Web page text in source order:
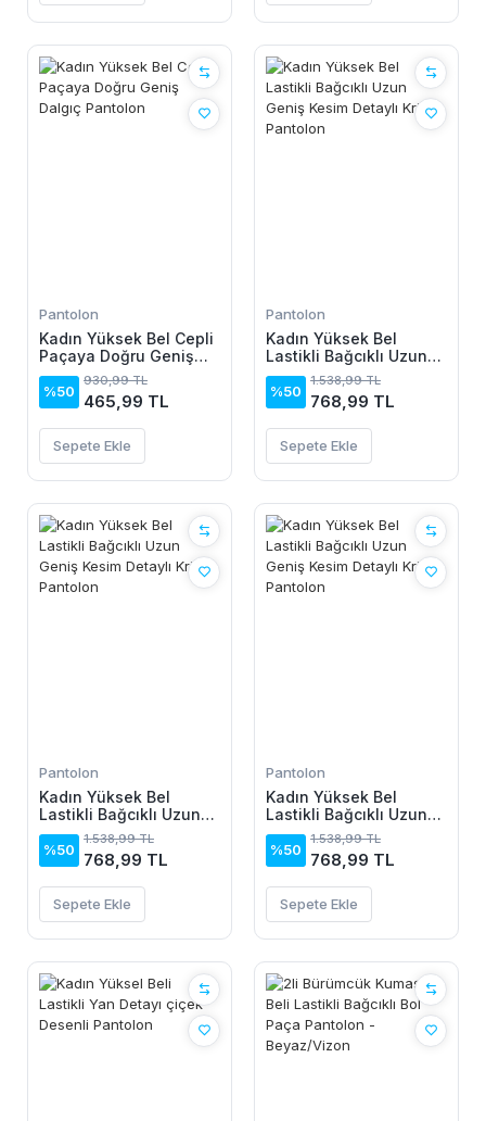
Pantolon
Kadın Yüksek Bel Cepli
Paçaya Doğru Geniş
Dalgıç Pantolon
%50
930,99 TL
465,99 TL
Sepete Ekle
Pantolon
Kadın Yüksek Bel
Lastikli Bağcıklı Uzun
Geniş Kesim Detaylı
Krinkıl Pantolon
%50
1.538,99 TL
768,99 TL
Sepete Ekle
Pantolon
Kadın Yüksek Bel
Lastikli Bağcıklı Uzun
Geniş Kesim Detaylı
Krinkıl Pantolon
%50
1.538,99 TL
768,99 TL
Sepete Ekle
Pantolon
Kadın Yüksek Bel
Lastikli Bağcıklı Uzun
Geniş Kesim Detaylı
Krinkıl Pantolon
%50
1.538,99 TL
768,99 TL
Sepete Ekle